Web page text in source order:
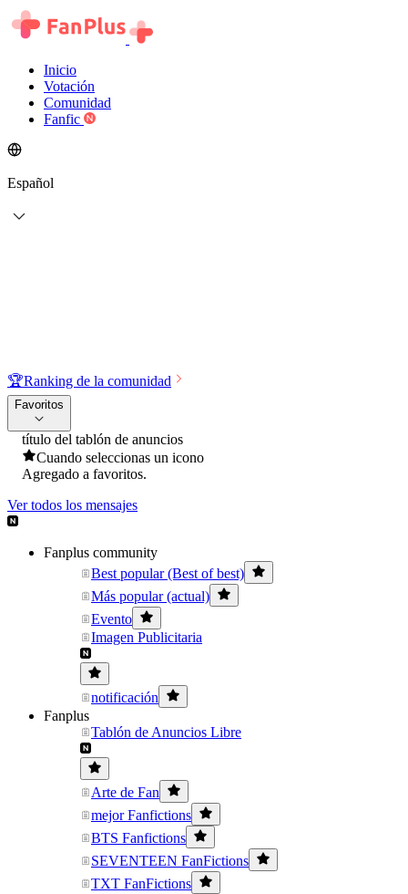
Inicio
Votación
Comunidad
Fanfic
Español
🏆Ranking de la comunidad
Favoritos
título del tablón de anuncios
Cuando seleccionas un icono
Agregado a favoritos.
Ver todos los mensajes
Fanplus community
Best popular (Best of best)
Más popular (actual)
Evento
Imagen Publicitaria
notificación
Fanplus
Tablón de Anuncios Libre
Arte de Fan
mejor Fanfictions
BTS Fanfictions
SEVENTEEN FanFictions
TXT FanFictions